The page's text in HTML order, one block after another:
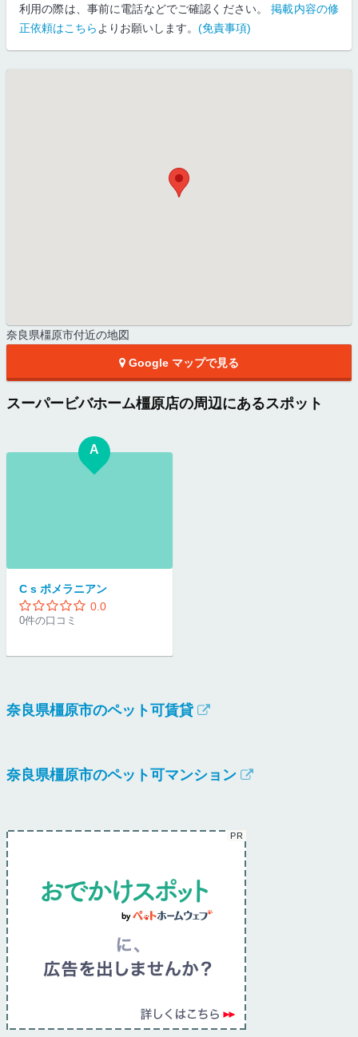
利用の際は、事前に電話などでご確認ください。掲載内容の修
正依頼はこちら よりお願いします。 (免責事項)
奈良県橿原市付近の地図
Google マップで見る
スーパービバホーム橿原店の周辺にあるスポット
A
C s ポメラニアン
0.0
0件の口コミ
奈良県橿原市のペット可賃貸
奈良県橿原市のペット可マンション